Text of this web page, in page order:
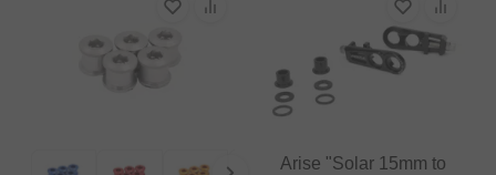
Arise "Solar 15mm to